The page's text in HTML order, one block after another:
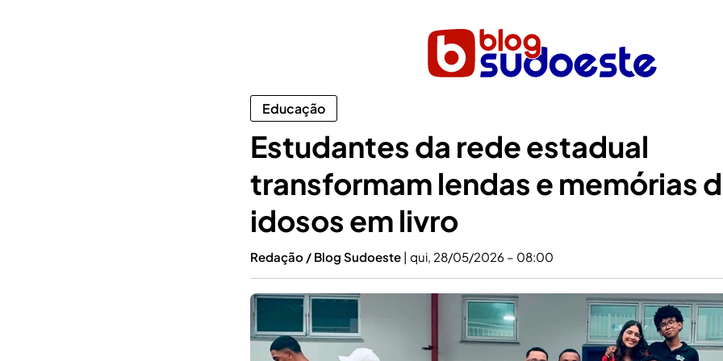
Educação
Estudantes da rede estadual
transformam lendas e memórias
idosos em livro
Redação / Blog Sudoeste | qui, 28/05/2026 – 08:00